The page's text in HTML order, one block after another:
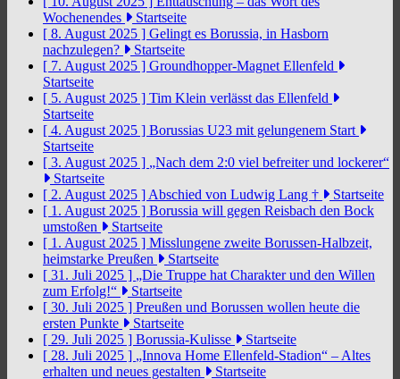
Wochenendes
Startseite
[ 8. August 2025 ] Gelingt es Borussia, in Hasborn
nachzulegen?
Startseite
[ 7. August 2025 ] Groundhopper-Magnet Ellenfeld
Startseite
[ 5. August 2025 ] Tim Klein verlässt das Ellenfeld
Startseite
[ 4. August 2025 ] Borussias U23 mit gelungenem Start
Startseite
[ 3. August 2025 ] „Nach dem 2:0 viel befreiter und lockerer“
Startseite
[ 2. August 2025 ] Abschied von Ludwig Lang †
Startseite
[ 1. August 2025 ] Borussia will gegen Reisbach den Bock
umstoßen
Startseite
[ 1. August 2025 ] Misslungene zweite Borussen-Halbzeit,
heimstarke Preußen
Startseite
[ 31. Juli 2025 ] „Die Truppe hat Charakter und den Willen
zum Erfolg!“
Startseite
[ 30. Juli 2025 ] Preußen und Borussen wollen heute die
ersten Punkte
Startseite
[ 29. Juli 2025 ] Borussia-Kulisse
Startseite
[ 28. Juli 2025 ] „Innova Home Ellenfeld-Stadion“ – Altes
erhalten und neues gestalten
Startseite